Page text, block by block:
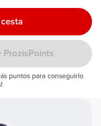
ProzisPoints
puntos para conseguirlo